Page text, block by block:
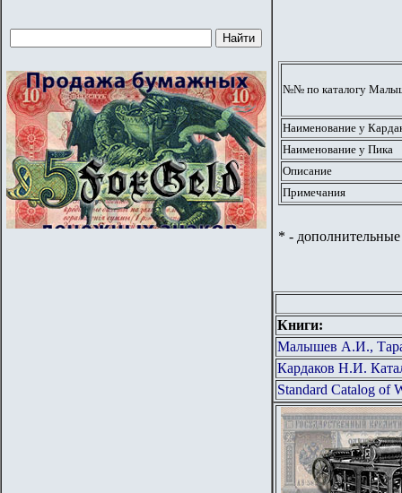
№№ по каталогу
Наименование у
Наименование у Пика
Описание
Примечания
* -
Книги:
Малышев А.И.,
Кардаков Н.И.
Standard Catalog of